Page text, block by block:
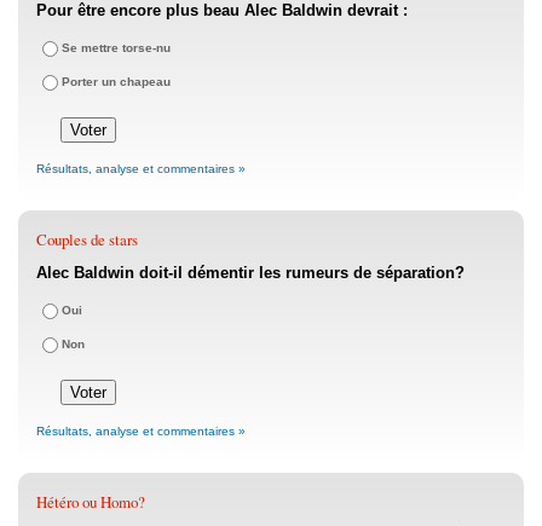
Pour être encore plus beau Alec Baldwin devrait :
Se mettre torse-nu
Porter un chapeau
Résultats, analyse et commentaires »
Couples de stars
Alec Baldwin doit-il démentir les rumeurs de séparation?
Oui
Non
Résultats, analyse et commentaires »
Hétéro ou Homo?